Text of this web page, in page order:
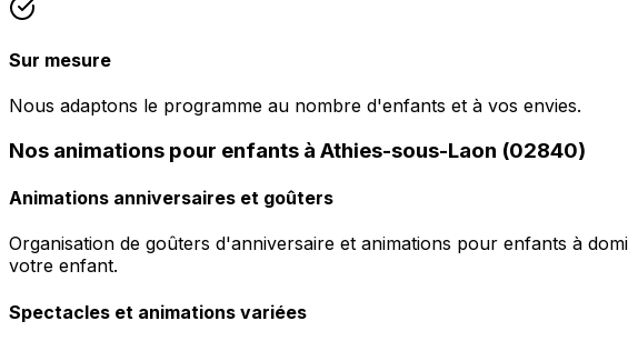
Sur mesure
Nous adaptons le programme au nombre d'enfants et à vos envies.
Nos animations pour enfants à Athies-sous-Laon (02840)
Animations anniversaires et goûters
Organisation de goûters d'anniversaire et animations pour enfants à
votre enfant.
Spectacles et animations variées